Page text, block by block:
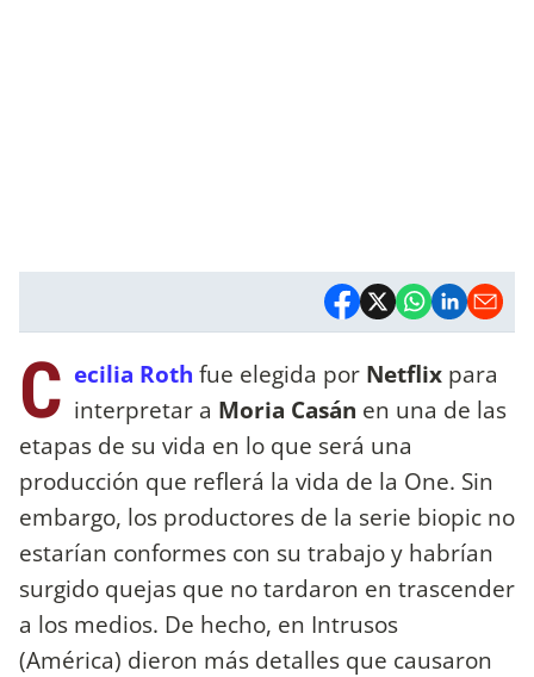
C ecilia Roth fue elegida por Netflix para
interpretar a Moria Casán en una de las
etapas de su vida en lo que será una
producción que reflerá la vida de la One. Sin
embargo, los productores de la serie biopic no
estarían conformes con su trabajo y habrían
surgido quejas que no tardaron en trascender
a los medios. De hecho, en Intrusos
(América) dieron más detalles que causaron